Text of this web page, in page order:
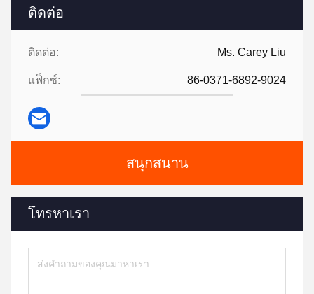
ติดต่อ
ติดต่อ: Ms. Carey Liu
แฟ็กซ์: 86-0371-6892-9024
สนุกสนาน
โทรหาเรา